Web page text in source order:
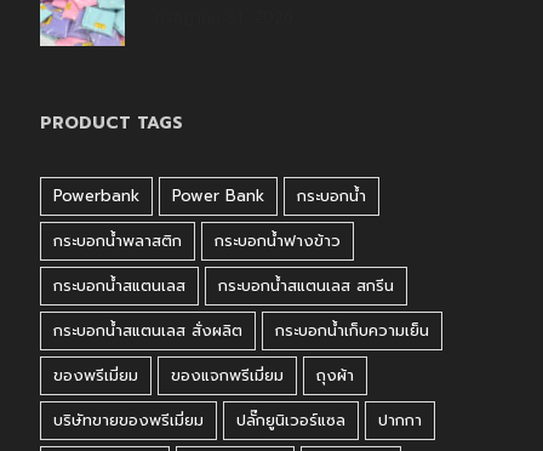
PRODUCT TAGS
Powerbank Power Bank
กระบอกน้ำ
กระบอกน้ำพลาสติก
กระบอกน้ำฟางข้าว
กระบอกน้ำสแตนเลส
กระบอกน้ำสแตนเลส สกรีน
กระบอกน้ำสแตนเลส สั่งผลิต
กระบอกน้ำเก็บความเย็น
ของพรีเมี่ยม
ของแจกพรีเมี่ยม
ถุงผ้า
บริษัทขายของพรีเมี่ยม
ปลั๊กยูนิเวอร์แซล
ปากกา